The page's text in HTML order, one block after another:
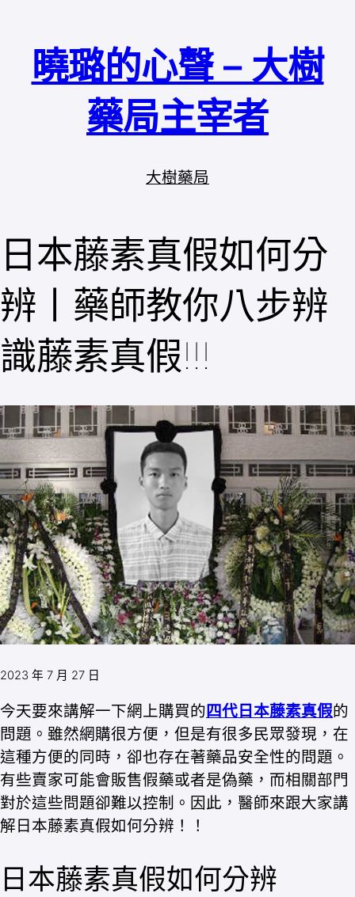
曉璐的心聲 – 大樹
藥局主宰者
大樹藥局
日本藤素真假如何分
辨丨藥師教你八步辨
識藤素真假!!!
2023 年 7 月 27 日
今天要來講解一下網上購買的四代日本藤素真假的
問題。雖然網購很方便，但是有很多民眾發現，在
這種方便的同時，卻也存在著藥品安全性的問題。
有些賣家可能會販售假藥或者是偽藥，而相關部門
對於這些問題卻難以控制。因此，醫師來跟大家講
解日本藤素真假如何分辨！！
日本藤素真假如何分辨